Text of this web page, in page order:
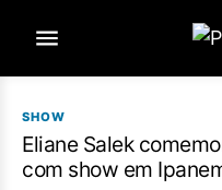
SHOW
Eliane Salek
com show em